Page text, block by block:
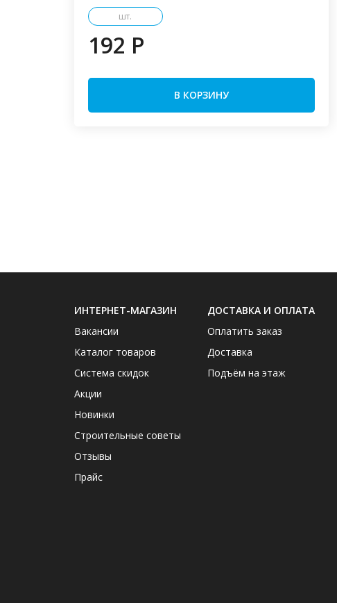
шт.
192 P
В КОРЗИНУ
ИНТЕРНЕТ-МАГАЗИН
Вакансии
Каталог товаров
Система скидок
Акции
Новинки
Строительные советы
Отзывы
Прайс
ДОСТАВКА И ОПЛАТА
Оплатить заказ
Доставка
Подъём на этаж